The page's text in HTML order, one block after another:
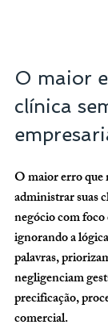
O maior
clínica
O maior erro que
administrar suas
negócio com
ignorando a
palavras,
negligenciam
precificação,
comercial.